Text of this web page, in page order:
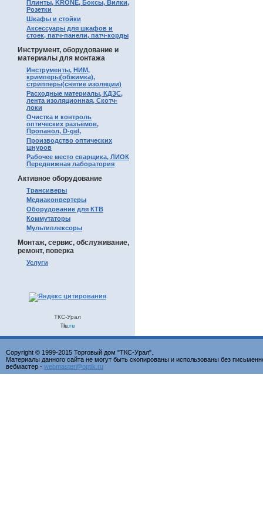
Плинты, KRONE, Боксы, Вилки,
Розетки
Шкафы и стойки
Аксессуары для шкафов и
стоек, патч-панели, патч-корды
Инструмент, оборудование и
материалы для монтажа
Инструменты, НИМ,
кримперы(обжимка),
стрипперы(снятие изоляции)
Расходные материалы, КДЗС,
лента изоляционная, Скотч-
локи
Очистка и контроль
оптических разъёмов,
Пропанол, D-gel,
Производство оптических
шнуров
Рабочее место сварщика, ЛИОК
Передвижная лаборатория
Активное оборудование
Трансиверы
Медиаконвертеры
Оборудование для КТВ
Коммутаторы
Мультиплексоры
Монтаж, сервис, обслуживание,
ремонт, поверка
Услуги
ТКС-Урал
Tiu.ru
Copyright © 1999-2015 Торговый дом "ТКС-Урал".
Материалы данного сайта не могут быть скопированы и использованы без
вебмастер - webmaster@optik.ru